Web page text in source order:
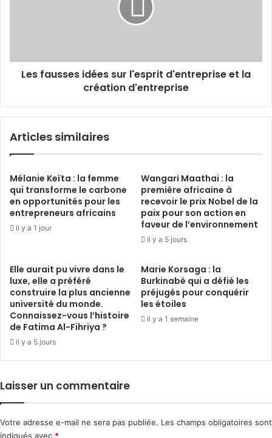
création
d'entreprise
Les fausses idées sur l'esprit d'entreprise et la
création d'entreprise
Articles similaires
Mélanie Keïta : la femme
qui transforme le carbone
en opportunités pour les
entrepreneurs africains
il y a 1 jour
Wangari Maathai : la
première africaine à
recevoir le prix Nobel de la
paix pour son action en
faveur de l’environnement
il y a 5 jours
Elle aurait pu vivre dans le
luxe, elle a préféré
construire la plus ancienne
université du monde.
Connaissez-vous l’histoire
de Fatima Al-Fihriya ?
il y a 5 jours
Marie Korsaga : la
Burkinabè qui a défié les
préjugés pour conquérir
les étoiles
il y a 1 semaine
Laisser un commentaire
Votre adresse e-mail ne sera pas publiée. Les champs obligatoires sont
indiqués avec *